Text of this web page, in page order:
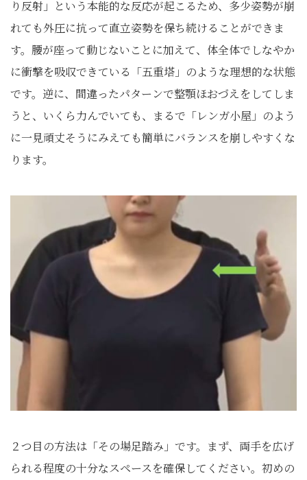
り反射」という本能的な反応が起こるため、多少姿勢が崩
れても外圧に抗って直立姿勢を保ち続けることができま
す。腰が座って動じないことに加えて、体全体でしなやか
に衝撃を吸収できている「五重塔」のような理想的な状態
です。逆に、間違ったパターンで整顎ほおづえをしてしま
うと、いくら力んでいても、まるで「レンガ小屋」のよう
に一見頑丈そうにみえても簡単にバランスを崩しやすくな
ります。
２つ目の方法は「その場足踏み」です。まず、両手を広げ
られる程度の十分なスペースを確保してください。初めの